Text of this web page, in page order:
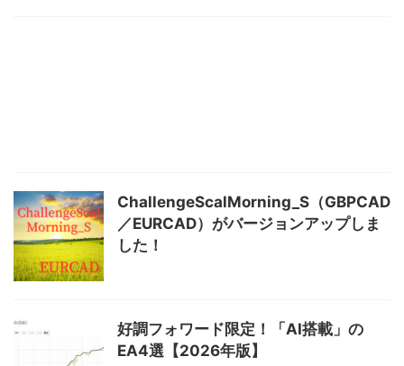
ChallengeScalMorning_S（GBPCAD
／EURCAD）がバージョンアップしま
した！
好調フォワード限定！「AI搭載」の
EA4選【2026年版】